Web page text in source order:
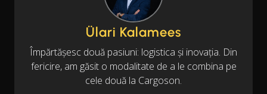
Ülari Kalamees
Împărtășesc două pasiuni: logistica și inovația. Din
fericire, am găsit o modalitate de a le combina pe
cele două la Cargoson.